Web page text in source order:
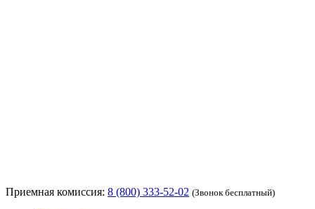
Приемная комиссия: 8 (800) 333-52-02 (Звонок бесплатный)